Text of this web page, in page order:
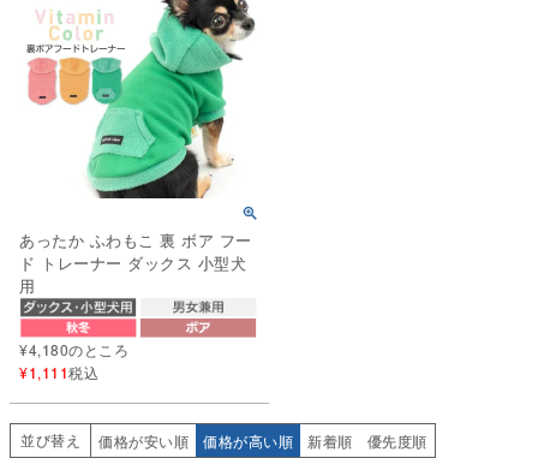
あったか ふわもこ 裏 ボア フー
ド トレーナー ダックス 小型犬
用
¥4,180のところ
¥1,111税込
並び替え 価格が安い順 価格が高い順 新着順 優先度順